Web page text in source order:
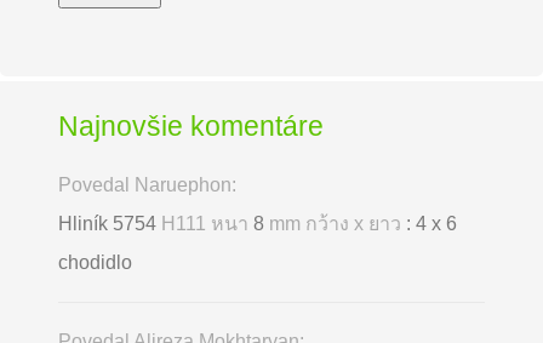
Najnovšie komentáre
Povedal Naruephon:
Hliník 5754 H111 หนา 8 mm กว้าง x ยาว : 4 x 6
chodidlo